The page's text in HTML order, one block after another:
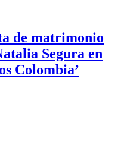
de matrimonio
Segura en
Colombia’